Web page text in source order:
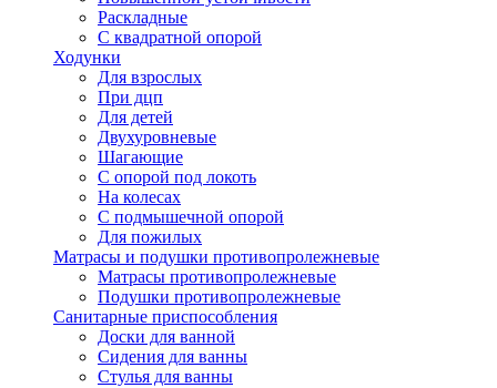
Раскладные
С квадратной опорой
Ходунки
Для взрослых
При дцп
Для детей
Двухуровневые
Шагающие
С опорой под локоть
На колесах
С подмышечной опорой
Для пожилых
Матрасы и подушки противопролежневые
Матрасы противопролежневые
Подушки противопролежневые
Санитарные приспособления
Доски для ванной
Сидения для ванны
Стулья для ванны